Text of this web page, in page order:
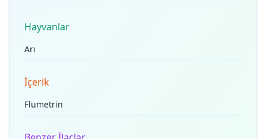
Hayvanlar
Arı
İçerik
Flumetrin